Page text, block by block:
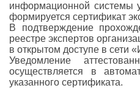
информационной системы
формируется сертификат
В подтверждение
реестре экспертов
в открытом доступе в сети
Уведомление
осуществляется в
указанного сертификата.